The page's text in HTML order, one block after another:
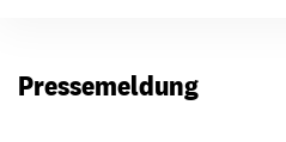
Pressemeldung